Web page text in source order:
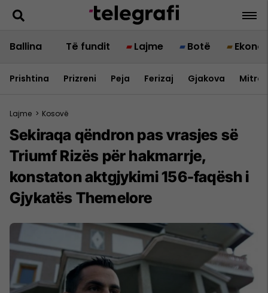
Ballina Të fundit Lajme Botë
Prishtina Prizreni Peja Ferizaj Gjakova
Lajme > Kosovë
Sekiraqa qëndron pas vrasjes së
Triumf Rizës për hakmarrje,
konstaton aktgjykimi 156-faqësh i
Gjykatës Themelore